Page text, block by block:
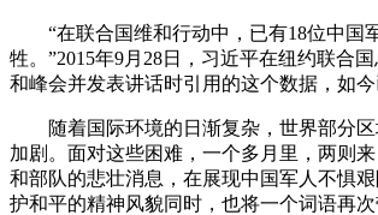
“在联合国维和行动中，已有18位中国
牲。”2015年9月28日，习近平在纽约联合
和峰会并发表讲话时引用的这个数据，如今
随着国际环境的日渐复杂，世界部分区
加剧。面对这些困难，一个多月里，两则
和部队的悲壮消息，在展现中国军人不惧
护和平的精神风貌同时，也将一个词语再